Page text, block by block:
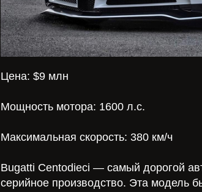
Цена: $9 млн
Мощность мотора: 1600 л.с.
Максимальная скорость: 380 км/ч
Bugatti Centodieci — самый дорогой
серийное производство. Эта модель